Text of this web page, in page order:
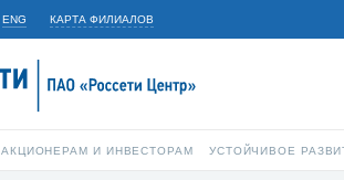
ENG КАРТА ФИЛИАЛОВ
АКЦИОНЕРАМ И ИНВЕСТОРАМ УСТОЙЧИВОЕ